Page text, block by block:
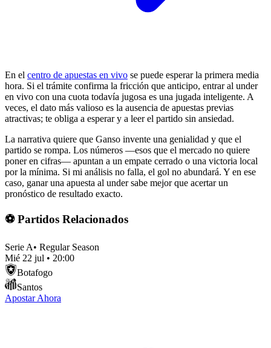
En el centro de apuestas en vivo se puede esperar la primera media
hora. Si el trámite confirma la fricción que anticipo, entrar al under
en vivo con una cuota todavía jugosa es una jugada inteligente. A
veces, el dato más valioso es la ausencia de apuestas previas
atractivas; te obliga a esperar y a leer el partido sin ansiedad.
La narrativa quiere que Ganso invente una genialidad y que el
partido se rompa. Los números —esos que el mercado no quiere
poner en cifras— apuntan a un empate cerrado o una victoria local
por la mínima. Si mi análisis no falla, el gol no abundará. Y en ese
caso, ganar una apuesta al under sabe mejor que acertar un
pronóstico de resultado exacto.
⚽ Partidos Relacionados
Serie A• Regular Season
Mié 22 jul • 20:00
Botafogo
Santos
Apostar Ahora